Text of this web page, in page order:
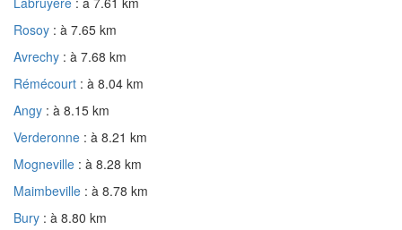
Rosoy : à 7.65 km
Avrechy : à 7.68 km
Rémécourt : à 8.04 km
Angy : à 8.15 km
Verderonne : à 8.21 km
Mogneville : à 8.28 km
Maimbeville : à 8.78 km
Bury : à 8.80 km